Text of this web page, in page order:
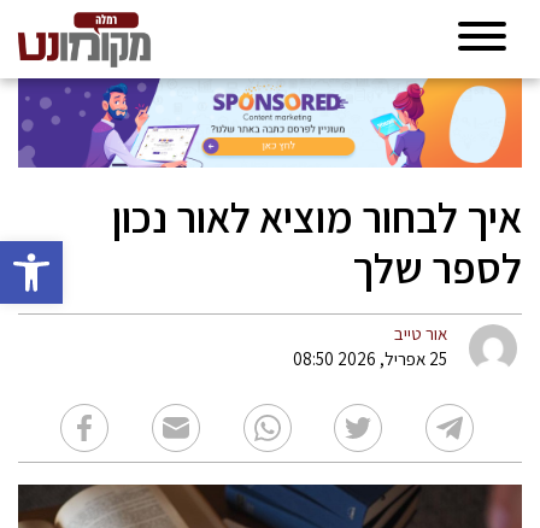
פתח
איך לבחור מוציא לאור נכון
לספר שלך
אור טייב
25 אפריל, 2026 08:50